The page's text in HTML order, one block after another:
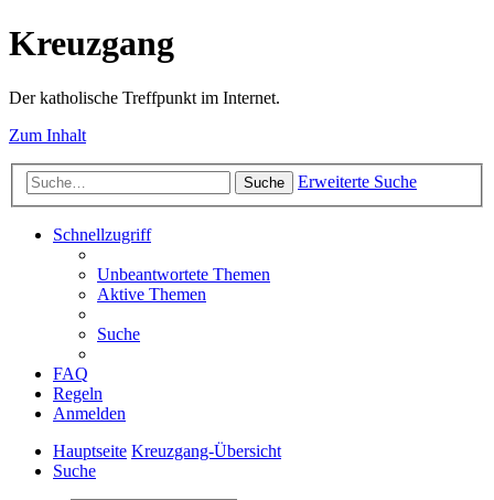
Kreuzgang
Der katholische Treffpunkt im Internet.
Zum Inhalt
Suche Erweiterte Suche
Schnellzugriff
Unbeantwortete Themen
Aktive Themen
Suche
FAQ
Regeln
Anmelden
Hauptseite Kreuzgang-Übersicht
Suche